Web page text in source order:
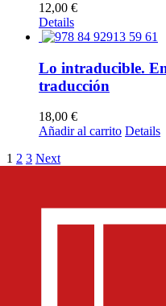
12,00 €
Details
Lo intraducible.
traducción
18,00 €
Añadir al carrito Details
1 2 3 Next